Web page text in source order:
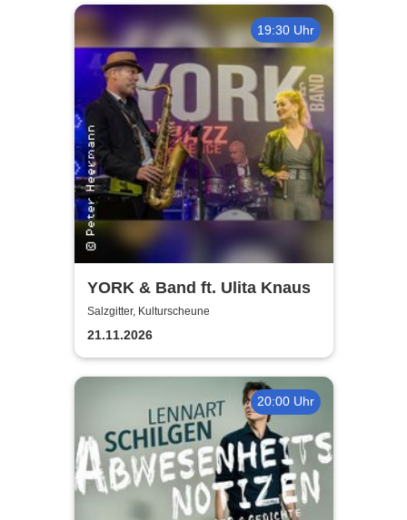
19:30 Uhr
YORK & Band ft. Ulita Knaus
Salzgitter, Kulturscheune
21.11.2026
20:00 Uhr